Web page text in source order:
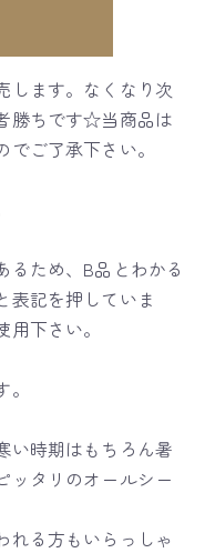
します。なくなり次
勝ちです☆当商品は
ご了承下さい。
るため、B品とわかる
表記を押していま
下さい。
時期はもちろん暑
ッタリのオールシー
る方もいらっしゃ